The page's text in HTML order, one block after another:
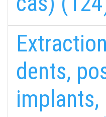
dents,
implants,